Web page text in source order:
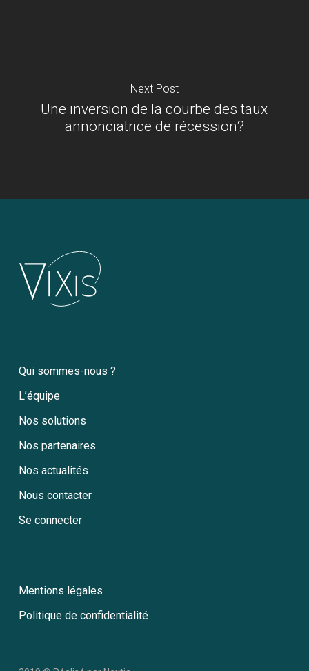
Next Post
Une inversion de la courbe des taux
annonciatrice de récession?
Qui sommes-nous ?
L’équipe
Nos solutions
Nos partenaires
Nos actualités
Nous contacter
Se connecter
Mentions légales
Politique de confidentialité